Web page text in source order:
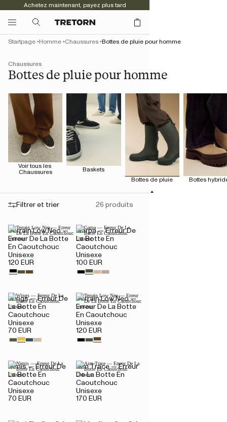
Achetez maintenant, payez plus tard
Chaussures
Bottes de pluie pour homme
Startpage Homme Chaussures Bottes de pluie pour homme
Voir tous les
Chaussures
Baskets
Bottes de pluie
Bottes
Filtrer et trier 26 produits
Terrain Low Neo —
Erreur De La Botte
En Caoutchouc
Unisexe
120 EUR
Garpa — Erreur De
La Botte En
Caoutchouc
Unisexe
100 EUR
Wings — Erreur De
La Botte En
Caoutchouc
Unisexe
70 EUR
Terrain Low Neo —
Erreur De La Botte
En Caoutchouc
Unisexe
120 EUR
Nimis — Erreur De
La Botte En
Caoutchouc
Unisexe
70 EUR
Aim Trace — Erreur
De La Botte En
Caoutchouc
Unisexe
170 EUR